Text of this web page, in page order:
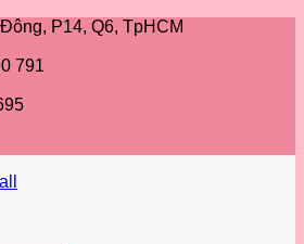
P14, Q6, TpHCM
791